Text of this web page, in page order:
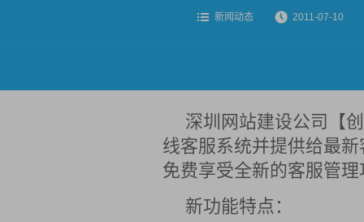
新闻动态 2011-07-10
深圳网站建设公司【
线客服系统并提供给最
免费享受全新的客服管理
新功能特点：